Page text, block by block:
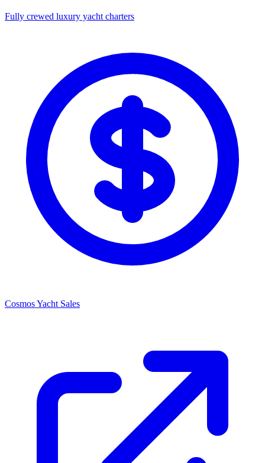
Fully crewed luxury yacht charters
Cosmos Yacht Sales